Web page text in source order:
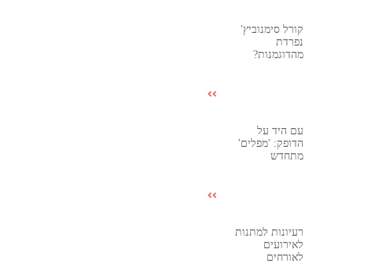
קורל סימנוביץ'
נפרדת
מהדוגמנות?
עם היד על
הדופק: 'מפלים'
מתחדש
רעיונות למתנות
לאירועים
לאורחים